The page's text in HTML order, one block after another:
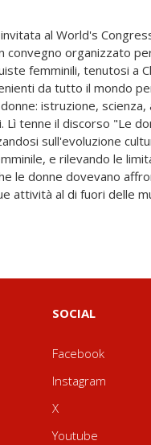
SOCIAL
Facebook
Instagram
X
Youtube